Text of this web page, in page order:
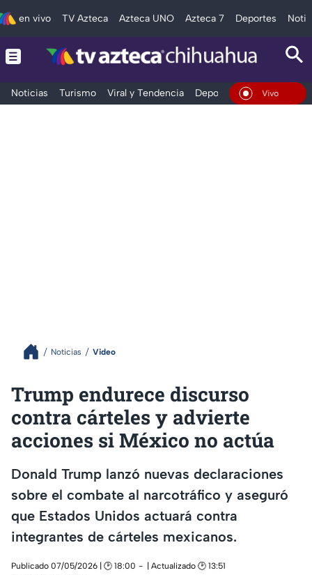
en vivo TV Azteca Azteca UNO Azteca 7 Deportes
Noticias Turismo Viral y Tendencia Deportes Espectáculos
En Vivo
Noticias Video
Trump endurece discurso
contra cárteles y advierte
acciones si México no actúa
Donald Trump lanzó nuevas declaraciones
sobre el combate al narcotráfico y aseguró
que Estados Unidos actuará contra
integrantes de cárteles mexicanos.
Publicado 07/05/2026 | 🕑 18:00
| Actualizado 🕑 13:51